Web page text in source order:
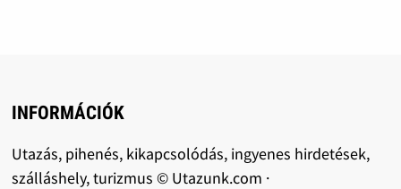
INFORMÁCIÓK
Utazás, pihenés, kikapcsolódás, ingyenes hirdetések,
szálláshely, turizmus © Utazunk.com ·